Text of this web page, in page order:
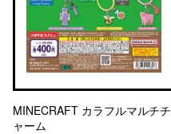
MINECRAFT カラフルマルチチ
ャーム